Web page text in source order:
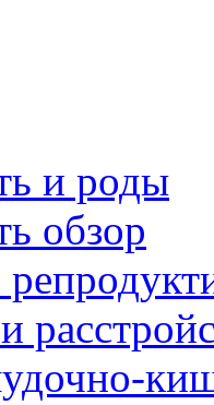
и роды
обзор